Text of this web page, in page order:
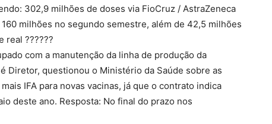
302,9 milhões de doses via FioCruz / AstraZeneca
milhões no segundo semestre, além de 42,5 milhões
real ??????
com a manutenção da linha de produção da
Diretor, questionou o Ministério da Saúde sobre as
IFA para novas vacinas, já que o contrato indica
deste ano. Resposta: No final do prazo nos